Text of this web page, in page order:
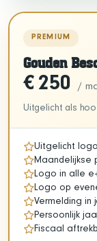
PREMIUM
Gouden
€ 250/
Uitgelicht als
Uitgelicht
Maandelijkse
Logo in alle
Logo op
Vermelding in
Persoonlijk
Fiscaal